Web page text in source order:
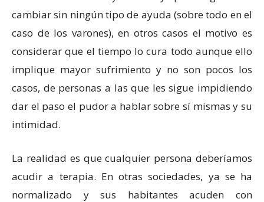
cambiar sin ningún tipo de ayuda (sobre todo en el
caso de los varones), en otros casos el motivo es
considerar que el tiempo lo cura todo aunque ello
implique mayor sufrimiento y no son pocos los
casos, de personas a las que les sigue impidiendo
dar el paso el pudor a hablar sobre sí mismas y su
intimidad.
La realidad es que cualquier persona deberíamos
acudir a terapia. En otras sociedades, ya se ha
normalizado y sus habitantes acuden con